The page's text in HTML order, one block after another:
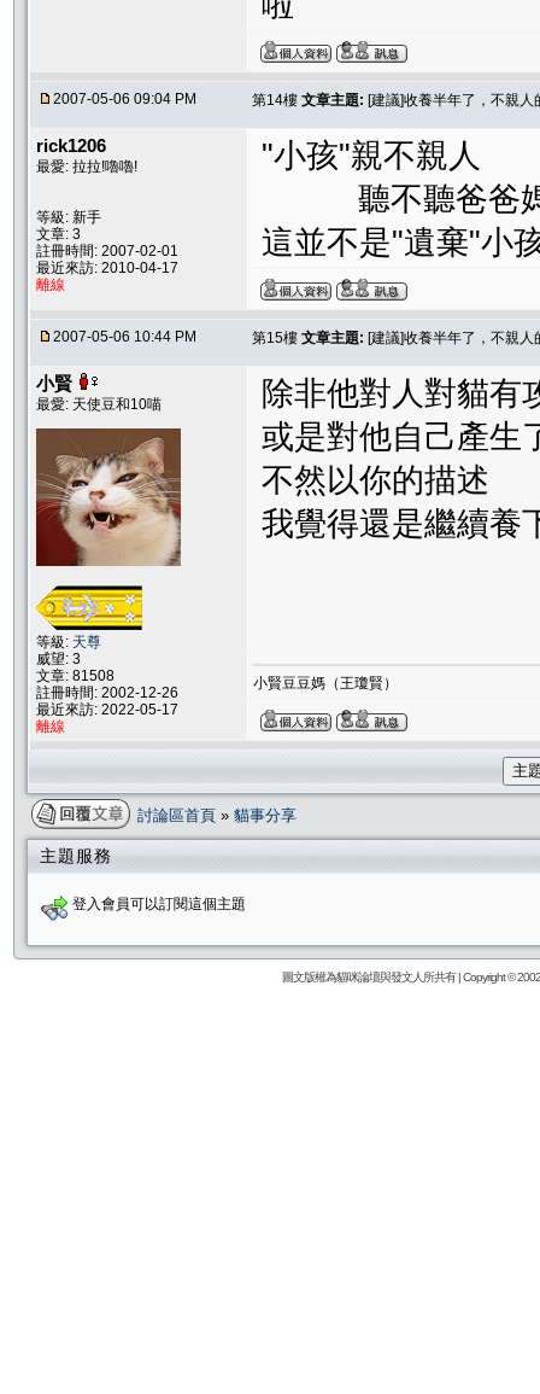
2007-05-06 09:04 PM 第14樓 文章主題: [建議]收養半年了，不親
rick1206
最愛: 拉拉!嚕嚕!
等級: 新手
文章: 3
註冊時間: 2007-02-01
最近來訪: 2010-04-17
離線
"小孩"親不親人
聽不聽爸爸媽
這並不是"遺棄"小
2007-05-06 10:44 PM 第15樓 文章主題: [建議]收養半年了，不親
小賢
最愛: 天使豆和10喵
等級: 天尊
威望: 3
文章: 81508
註冊時間: 2002-12-26
最近來訪: 2022-05-17
離線
除非他對人對貓有
或是對他自己產生
不然以你的描述
我覺得還是繼續養
小賢豆豆媽（王瓊賢）
主
討論區首頁 » 貓事分享
主題服務
登入會員可以訂閱這個主題
圖文版權為貓咪論壇與發文人所共有 | Copyright ©